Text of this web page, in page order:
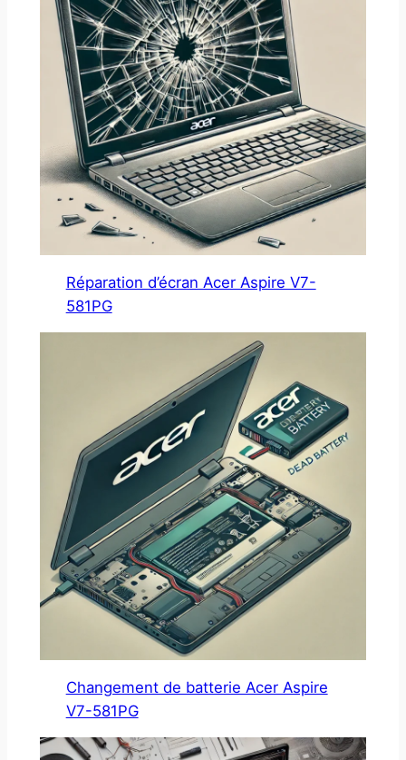
Réparation d’écran Acer Aspire V7-
581PG
Changement de batterie Acer Aspire
V7-581PG